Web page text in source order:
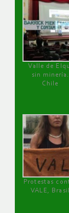
Valle de
sin minería.
Chile
Protestas
VALE, Brasil